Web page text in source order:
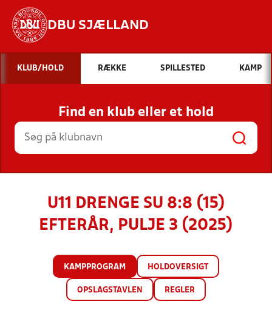
DBU SJÆLLAND
Hvad vil du søge efter?
INDHOLD OG NYHEDER
STILLINGER, RESULTATER, KLUBBER OG
HOLD
KLUB/HOLD RÆKKE SPILLESTED KAMP
Find en klub eller et hold
U11 DRENGE SU 8:8 (15)
EFTERÅR, PULJE 3 (2025)
KAMPPROGRAM HOLDOVERSIGT
OPSLAGSTAVLEN REGLER